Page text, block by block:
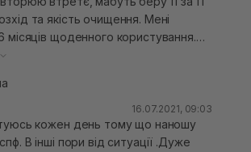
та якість очищення. Мені
місяців щоденного користування.
натиск і цього достатньо, щоб
всі олівці, які наношу на
миттєво навіть без пінки.
що не лишає пелени на очах, тому
і попікує очі, можна її не
16.07.2021, 09:03
кожен день тому що наношу
В інші пори від ситуації .Дуже